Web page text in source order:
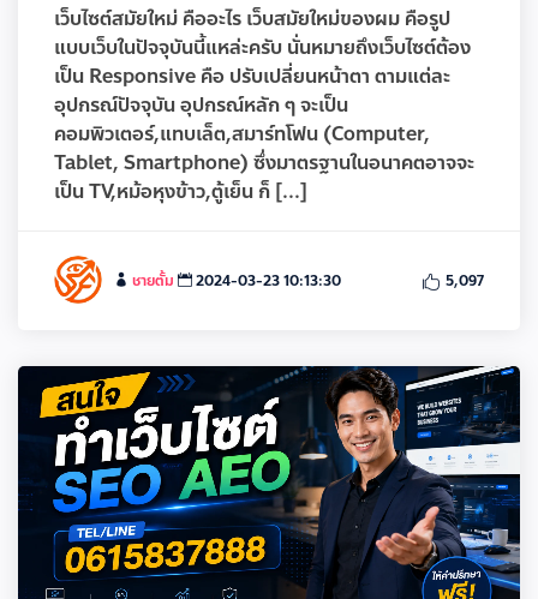
เว็บไซต์สมัยใหม่ คืออะไร เว็บสมัยใหม่ของผม คือรูป
แบบเว็บในปัจจุบันนี้แหล่ะครับ นั่นหมายถึงเว็บไซต์ต้อง
เป็น Responsive คือ ปรับเปลี่ยนหน้าตา ตามแต่ละ
อุปกรณ์ปัจจุบัน อุปกรณ์หลัก ๆ จะเป็น
คอมพิวเตอร์,แทบเล็ต,สมาร์ทโฟน (Computer,
Tablet, Smartphone) ซึ่งมาตรฐานในอนาคตอาจจะ
เป็น TV,หม้อหุงข้าว,ตู้เย็น ก็ [...]
ชายตั้ม 2024-03-23 10:13:30 5,097